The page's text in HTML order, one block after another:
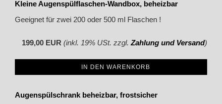
Kleine Augenspülflaschen-Wandbox, beheizbar
Geeignet für zwei 200 oder 500 ml Flaschen !
199,00 EUR (inkl. 19% USt. zzgl. Zahlung und Versand)
IN DEN WARENKORB
Augenspülschrank beheizbar, frostsicher